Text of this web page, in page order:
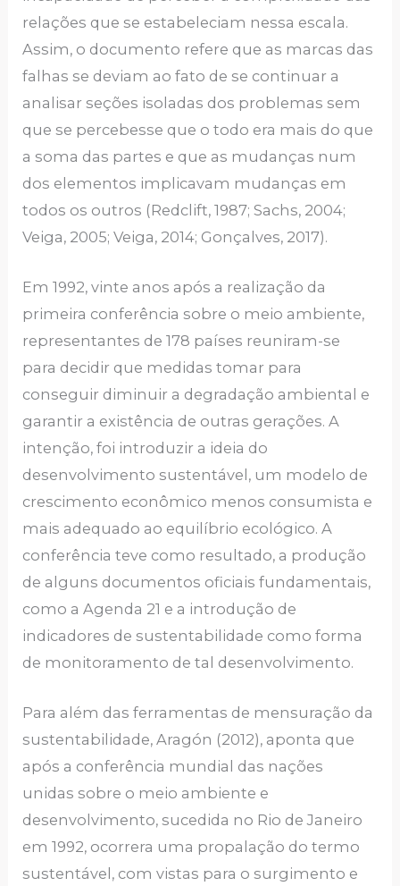
relações que se estabeleciam nessa escala.
Assim, o documento refere que as marcas das
falhas se deviam ao fato de se continuar a
analisar seções isoladas dos problemas sem
que se percebesse que o todo era mais do que
a soma das partes e que as mudanças num
dos elementos implicavam mudanças em
todos os outros (Redclift, 1987; Sachs, 2004;
Veiga, 2005; Veiga, 2014; Gonçalves, 2017).
Em 1992, vinte anos após a realização da
primeira conferência sobre o meio ambiente,
representantes de 178 países reuniram-se
para decidir que medidas tomar para
conseguir diminuir a degradação ambiental e
garantir a existência de outras gerações. A
intenção, foi introduzir a ideia do
desenvolvimento sustentável, um modelo de
crescimento econômico menos consumista e
mais adequado ao equilíbrio ecológico. A
conferência teve como resultado, a produção
de alguns documentos oficiais fundamentais,
como a Agenda 21 e a introdução de
indicadores de sustentabilidade como forma
de monitoramento de tal desenvolvimento.
Para além das ferramentas de mensuração da
sustentabilidade, Aragón (2012), aponta que
após a conferência mundial das nações
unidas sobre o meio ambiente e
desenvolvimento, sucedida no Rio de Janeiro
em 1992, ocorrera uma propalação do termo
sustentável, com vistas para o surgimento e